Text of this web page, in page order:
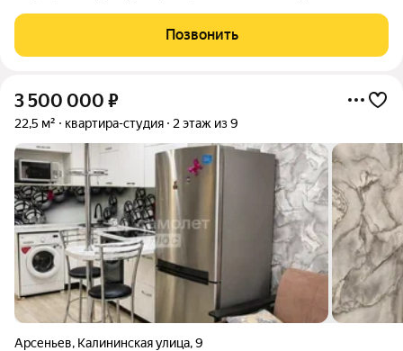
развитой инфраструктурой. Квартира расположена на третьем
этаже пятиэтажного панельного
Позвонить
3 500 000 ₽
22,5 м² квартира-студия 2 этаж из 9
Арсеньев, Калининская улица,9